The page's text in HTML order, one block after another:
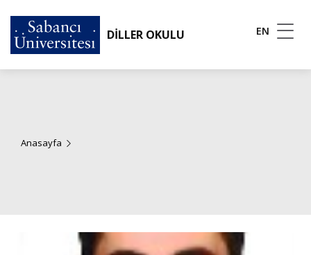
DİLLER OKULU EN
Anasayfa